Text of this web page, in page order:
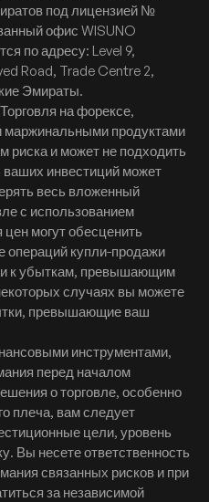
под лицензией №
офис WISUNO
по адресу: Level 9,
Road, Trade Centre 2,
Эмираты.
Торговля на форексе,
маржинальными продуктами
риска и может не подходить
инвестиций может
весь вложенный
с использованием
могут обесценить
операций купли-продажи
к убыткам, превышающим
случаях вы можете
превышающие ваш
инструментами,
перед началом
о торговле, особенно
плеча, вам следует
цели, уровень
Вы несете ответственность
связанных рисков и при
за независимой